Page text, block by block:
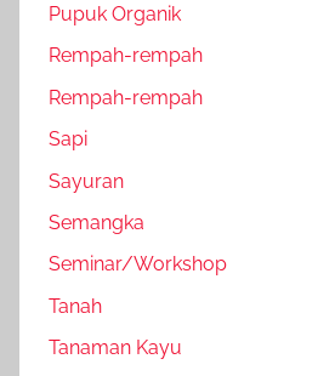
Pupuk Organik
Rempah-rempah
Rempah-rempah
Sapi
Sayuran
Semangka
Seminar/Workshop
Tanah
Tanaman Kayu